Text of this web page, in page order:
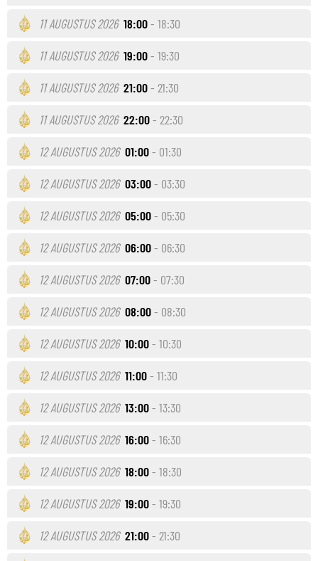
11 AUGUSTUS 2026 18:00- 18:30
11 AUGUSTUS 2026 19:00- 19:30
11 AUGUSTUS 2026 21:00- 21:30
11 AUGUSTUS 2026 22:00- 22:30
12 AUGUSTUS 2026 01:00- 01:30
12 AUGUSTUS 2026 03:00- 03:30
12 AUGUSTUS 2026 05:00- 05:30
12 AUGUSTUS 2026 06:00- 06:30
12 AUGUSTUS 2026 07:00- 07:30
12 AUGUSTUS 2026 08:00- 08:30
12 AUGUSTUS 2026 10:00- 10:30
12 AUGUSTUS 2026 11:00- 11:30
12 AUGUSTUS 2026 13:00- 13:30
12 AUGUSTUS 2026 16:00- 16:30
12 AUGUSTUS 2026 18:00- 18:30
12 AUGUSTUS 2026 19:00- 19:30
12 AUGUSTUS 2026 21:00- 21:30